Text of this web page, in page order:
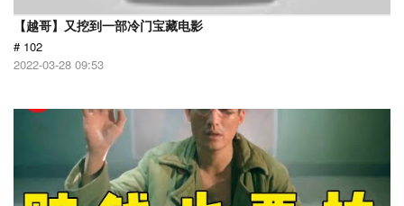
【越哥】又挖到一部冷门宝藏电影
# 102
2022-03-28 09:53